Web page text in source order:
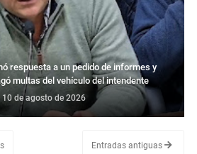
respuesta a un pedido de informes y
multas del vehículo del intendente
10 de agosto de 2026
Entradas antiguas